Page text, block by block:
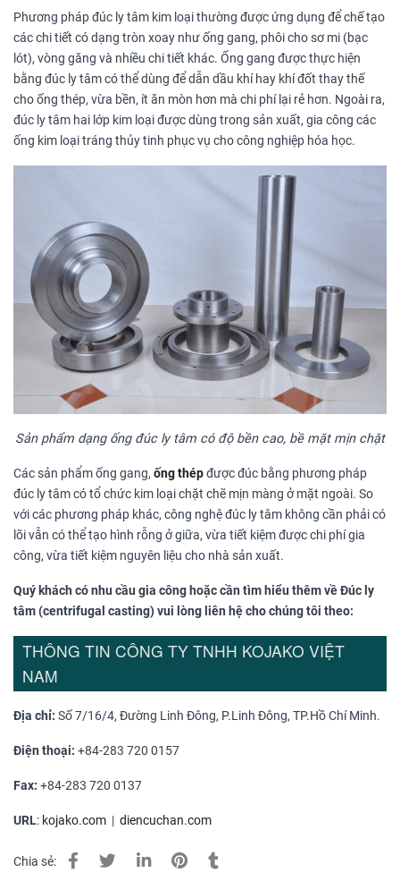
Phương pháp đúc ly tâm kim loại thường được ứng dụng để chế tạo
các chi tiết có dạng tròn xoay như ống gang, phôi cho sơ mi (bạc
lót), vòng găng và nhiều chi tiết khác. Ống gang được thực hiện
bằng đúc ly tâm có thể dùng để dẫn dầu khí hay khí đốt thay thế
cho ống thép, vừa bền, ít ăn mòn hơn mà chi phí lại rẻ hơn. Ngoài ra,
đúc ly tâm hai lớp kim loại được dùng trong sản xuất, gia công các
ống kim loại tráng thủy tinh phục vụ cho công nghiệp hóa học.
Sản phẩm dạng ống đúc ly tâm có độ bền cao, bề mặt mịn chặt
Các sản phẩm ống gang, ống thépđược đúc bằng phương pháp
đúc ly tâm có tổ chức kim loại chặt chẽ mịn màng ở mặt ngoài. So
với các phương pháp khác, công nghệ đúc ly tâm không cần phải có
lõi vẫn có thể tạo hình rỗng ở giữa, vừa tiết kiệm được chi phí gia
công, vừa tiết kiệm nguyên liệu cho nhà sản xuất.
Quý khách có nhu cầu gia công hoặc cần tìm hiểu thêm vềĐúc ly
tâm(centrifugal casting) vui lòng liên hệ cho chúng tôi theo:
THÔNG TIN CÔNG TY TNHH KOJAKO VIỆT
NAM
Địa chỉ: Số 7/16/4, Đường Linh Đông, P.Linh Đông, TP.Hồ Chí Minh.
Điện thoại: +84-283 720 0157
Fax: +84-283 720 0137
URL: kojako.com | diencuchan.com
Chia sẻ: